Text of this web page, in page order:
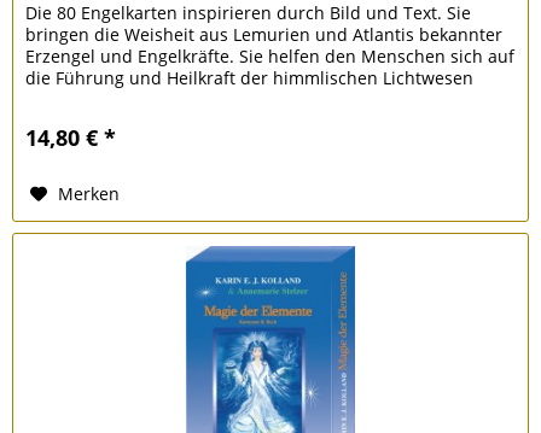
Die 80 Engelkarten inspirieren durch Bild und Text. Sie
bringen die Weisheit aus Lemurien und Atlantis bekannter
Erzengel und Engelkräfte. Sie helfen den Menschen sich auf
die Führung und Heilkraft der himmlischen Lichtwesen
14,80 € *
Merken